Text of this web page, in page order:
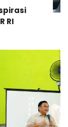
RI